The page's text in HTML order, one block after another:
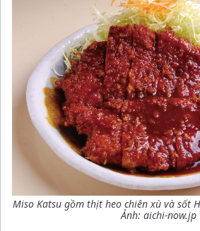
Miso Katsu gồm thịt heo chiên xù và sốt
Ảnh: aichi-now.jp